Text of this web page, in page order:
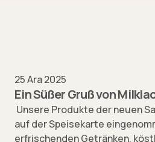
25 Ara 2025
Ein Süßer Gruß von
Unsere Produkte der neuen
auf der Speisekarte
erfrischenden Getränken,